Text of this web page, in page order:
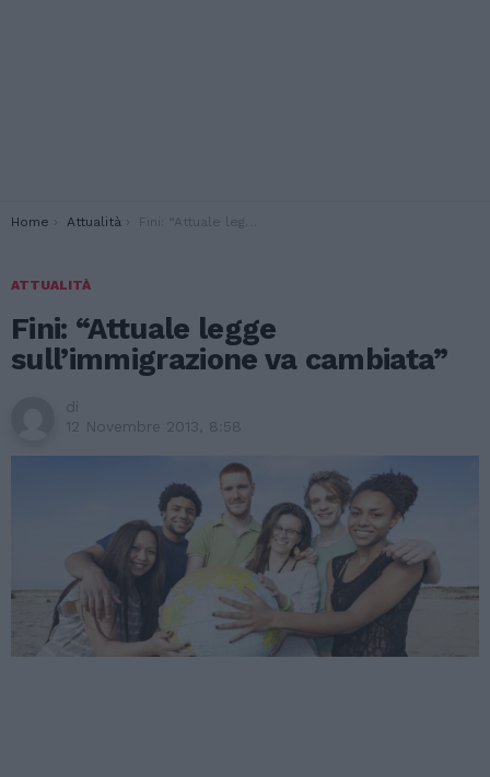
You are here:
Home Attualità Fini: “Attuale legge sull’immigrazione va cambiata”
ATTUALITÀ
Fini: “Attuale legge
sull’immigrazione va cambiata”
di
12 Novembre 2013, 8:58